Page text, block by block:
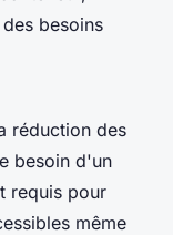
besoins
réduction des
besoin d'un
requis pour
même